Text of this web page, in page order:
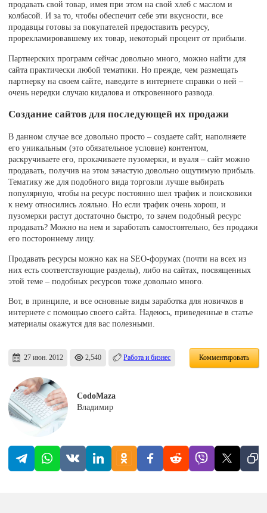
продавать свой товар, имея при этом на свой хлеб с маслом и
колбасой. И за то, чтобы обеспечит себе эти вкусности, все
продавцы готовы за покупателей предоставить ресурсу,
прорекламировавшему их товар, некоторый процент от прибыли.
Партнерских программ сейчас довольно много, можно найти для
сайта практически любой тематики. Но прежде, чем размещать
партнерку на своем сайте, наведите в интернете справки о ней –
очень нередки случаю кидалова и откровенного развода.
Создание сайтов для последующей их продажи
В данном случае все довольно просто – создаете сайт, наполняете
его уникальным (это обязательное условие) контентом,
раскручиваете его, прокачиваете пузомерки, и вуаля – сайт можно
продавать, получив на этом зачастую довольно ощутимую прибыль.
Тематику же для подобного вида торговли лучше выбирать
популярную, чтобы на ресурс постоянно шел трафик и поисковики
к нему относились лояльно. Но если трафик очень хорош, и
пузомерки растут достаточно быстро, то зачем подобный ресурс
продавать? Можно на нем и заработать самостоятельно, без продажи
его постороннему лицу.
Продавать ресурсы можно как на SEO-форумах (почти на всех из
них есть соответствующие разделы), либо на сайтах, посвященных
этой теме – подобных ресурсов тоже довольно много.
Вот, в принципе, и все основные виды заработка для новичков в
интернете с помощью своего сайта. Надеюсь, приведенные в статье
материалы окажутся для вас полезными.
27 июн. 2012 2,540 Работа и бизнес Комментировать
CodoMaza
Владимир